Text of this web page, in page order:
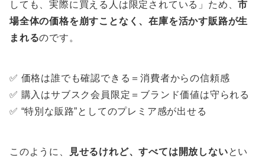
しても、実際に買える人は限定されている」ため、市
場全体の価格を崩すことなく、在庫を活かす販路が生
まれるのです。
✅ 価格は誰でも確認できる＝消費者からの信頼感
✅ 購入はサブスク会員限定＝ブランド価値は守られる
✅ “特別な販路”としてのプレミア感が出せる
このように、 見せるけれど、すべては開放しないとい